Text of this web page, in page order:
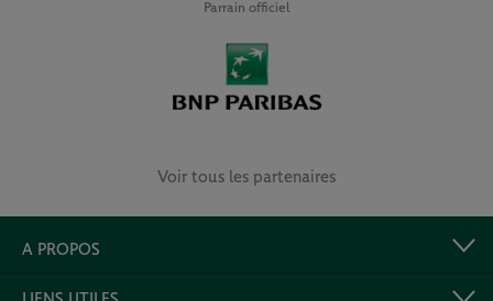
Parrain officiel
Voir tous les partenaires
A PROPOS